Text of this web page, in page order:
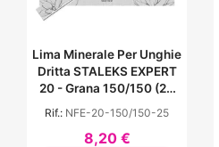
Lima Minerale Per Unghie
Dritta STALEKS EXPERT
20 - Grana 150/150 (25
Rif.: NFE-20-150/150-25
8,20 €